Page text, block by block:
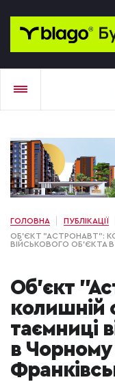
ГОЛОВНА ПУБЛІКАЦІЇ
ОБ’ЄКТ "АСТРОНАВТ":
ВІЙСЬКОВОГО ОБ’ЄКТА
Об’єкт
колишній
таємниці
в Чорному